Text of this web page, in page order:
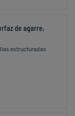
de agarre,
estructuradas